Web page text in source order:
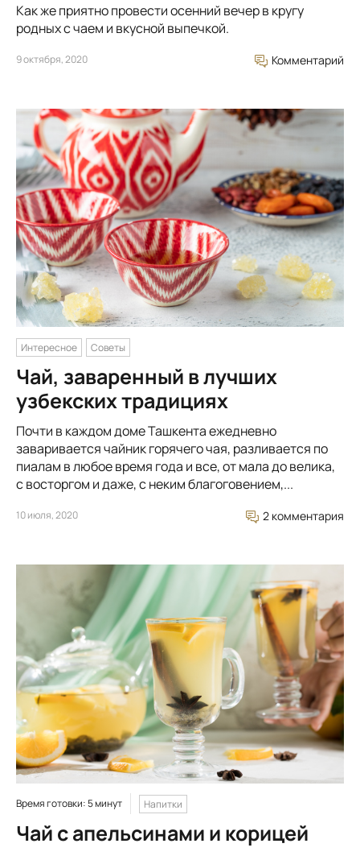
Как же приятно провести осенний вечер в кругу
родных с чаем и вкусной выпечкой.
9 октября, 2020 Комментарий
Интересное Советы
Чай, заваренный в лучших
узбекских традициях
Почти в каждом доме Ташкента ежедневно
заваривается чайник горячего чая, разливается по
пиалам в любое время года и все, от мала до велика,
с восторгом и даже, с неким благоговением,...
10 июля, 2020 2 комментария
Время готовки: 5 минут Напитки
Чай с апельсинами и корицей